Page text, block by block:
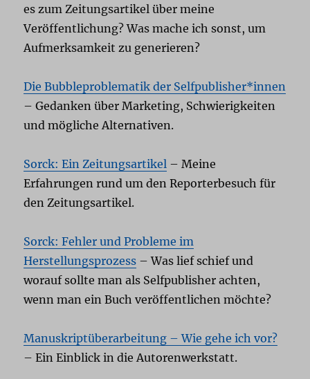
es zum Zeitungsartikel über meine
Veröffentlichung? Was mache ich sonst, um
Aufmerksamkeit zu generieren?
Die Bubbleproblematik der Selfpublisher*innen
– Gedanken über Marketing, Schwierigkeiten
und mögliche Alternativen.
Sorck: Ein Zeitungsartikel – Meine
Erfahrungen rund um den Reporterbesuch für
den Zeitungsartikel.
Sorck: Fehler und Probleme im
Herstellungsprozess – Was lief schief und
worauf sollte man als Selfpublisher achten,
wenn man ein Buch veröffentlichen möchte?
Manuskriptüberarbeitung – Wie gehe ich vor?
– Ein Einblick in die Autorenwerkstatt.